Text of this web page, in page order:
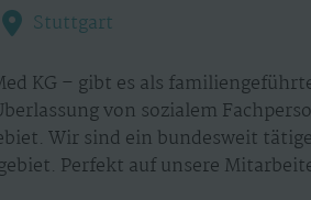
Stuttgart
KG – gibt es als
von sozialem
Wir sind ein bundesweit
Perfekt auf unsere